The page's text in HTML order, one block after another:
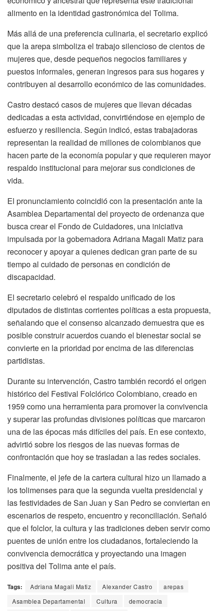
alimento en la identidad gastronómica del Tolima.
Más allá de una preferencia culinaria, el secretario explicó
que la arepa simboliza el trabajo silencioso de cientos de
mujeres que, desde pequeños negocios familiares y
puestos informales, generan ingresos para sus hogares y
contribuyen al desarrollo económico de las comunidades.
Castro destacó casos de mujeres que llevan décadas
dedicadas a esta actividad, convirtiéndose en ejemplo de
esfuerzo y resiliencia. Según indicó, estas trabajadoras
representan la realidad de millones de colombianos que
hacen parte de la economía popular y que requieren mayor
respaldo institucional para mejorar sus condiciones de
vida.
El pronunciamiento coincidió con la presentación ante la
Asamblea Departamental del proyecto de ordenanza que
busca crear el Fondo de Cuidadores, una iniciativa
impulsada por la gobernadora Adriana Magali Matiz para
reconocer y apoyar a quienes dedican gran parte de su
tiempo al cuidado de personas en condición de
discapacidad.
El secretario celebró el respaldo unificado de los
diputados de distintas corrientes políticas a esta propuesta,
señalando que el consenso alcanzado demuestra que es
posible construir acuerdos cuando el bienestar social se
convierte en la prioridad por encima de las diferencias
partidistas.
Durante su intervención, Castro también recordó el origen
histórico del Festival Folclórico Colombiano, creado en
1959 como una herramienta para promover la convivencia
y superar las profundas divisiones políticas que marcaron
una de las épocas más difíciles del país. En ese contexto,
advirtió sobre los riesgos de las nuevas formas de
confrontación que hoy se trasladan a las redes sociales.
Finalmente, el jefe de la cartera cultural hizo un llamado a
los tolimenses para que la segunda vuelta presidencial y
las festividades de San Juan y San Pedro se conviertan en
escenarios de respeto, encuentro y reconciliación. Señaló
que el folclor, la cultura y las tradiciones deben servir como
puentes de unión entre los ciudadanos, fortaleciendo la
convivencia democrática y proyectando una imagen
positiva del Tolima ante el país.
Tags: Adriana Magali Matiz Alexander Castro
arepas
Asamblea Departamental
Cultura
democracia